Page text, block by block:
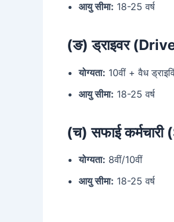
आयु सीमा: 18-25 वर्ष
(ङ) ड्राइवर
योग्यता: 10वीं + वैध
आयु सीमा: 18-25 वर्ष
(च) सफाई
योग्यता: 8वीं/10वीं
आयु सीमा: 18-25 वर्ष